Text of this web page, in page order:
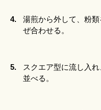
4.
湯煎から外して、粉
ぜ合わせる。
5.
スクエア型に流し入
並べる。